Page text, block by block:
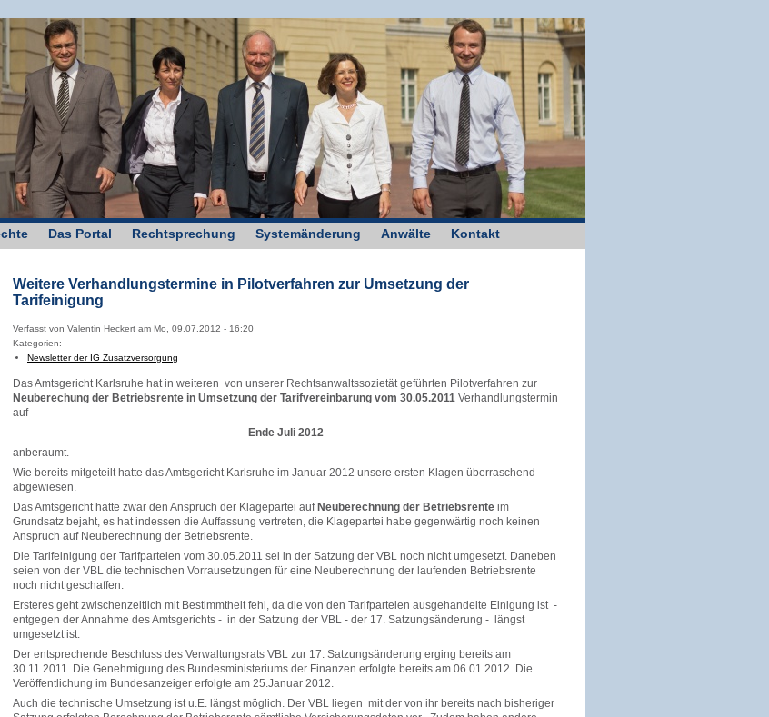
Das Portal Rechtsprechung Systemänderung Anwälte Kontakt
Weitere Verhandlungstermine in Pilotverfahren zur Umsetzung der
Tarifeinigung
Verfasst von Valentin Heckert am Mo, 09.07.2012 - 16:20
Kategorien:
Newsletter der IG Zusatzversorgung
Das Amtsgericht Karlsruhe hat in weiteren von unserer Rechtsanwaltssozietät geführten Pilotverfahren zur
Neuberechung der Betriebsrente in Umsetzung der Tarifvereinbarung vom 30.05.2011 Verhandlungstermin
auf
Ende Juli 2012
anberaumt.
Wie bereits mitgeteilt hatte das Amtsgericht Karlsruhe im Januar 2012 unsere ersten Klagen überraschend
abgewiesen.
Das Amtsgericht hatte zwar den Anspruch der Klagepartei auf Neuberechnung der Betriebsrente im
Grundsatz bejaht, es hat indessen die Auffassung vertreten, die Klagepartei habe gegenwärtig noch keinen
Anspruch auf Neuberechnung der Betriebsrente.
Die Tarifeinigung der Tarifparteien vom 30.05.2011 sei in der Satzung der VBL noch nicht umgesetzt. Daneben
seien von der VBL die technischen Vorrausetzungen für eine Neuberechnung der laufenden Betriebsrente
noch nicht geschaffen.
Ersteres geht zwischenzeitlich mit Bestimmtheit fehl, da die von den Tarifparteien ausgehandelte Einigung ist -
entgegen der Annahme des Amtsgerichts - in der Satzung der VBL - der 17. Satzungsänderung - längst
umgesetzt ist.
Der entsprechende Beschluss des Verwaltungsrats VBL zur 17. Satzungsänderung erging bereits am
30.11.2011. Die Genehmigung des Bundesministeriums der Finanzen erfolgte bereits am 06.01.2012. Die
Veröffentlichung im Bundesanzeiger erfolgte am 25.Januar 2012.
Auch die technische Umsetzung ist u.E. längst möglich. Der VBL liegen mit der von ihr bereits nach bisheriger